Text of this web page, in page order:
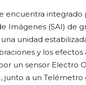
encuentra
Imágenes (SAI) de
unidad
y los
un sensor Electro
junto a un